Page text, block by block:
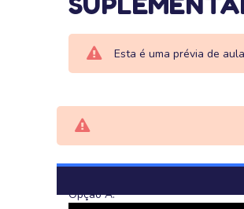
Esta é uma prévia de
Opção A: